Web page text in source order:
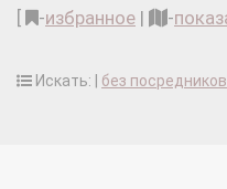
-избранное | -
Искать: | без посредников